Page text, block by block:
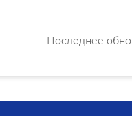
Последнее